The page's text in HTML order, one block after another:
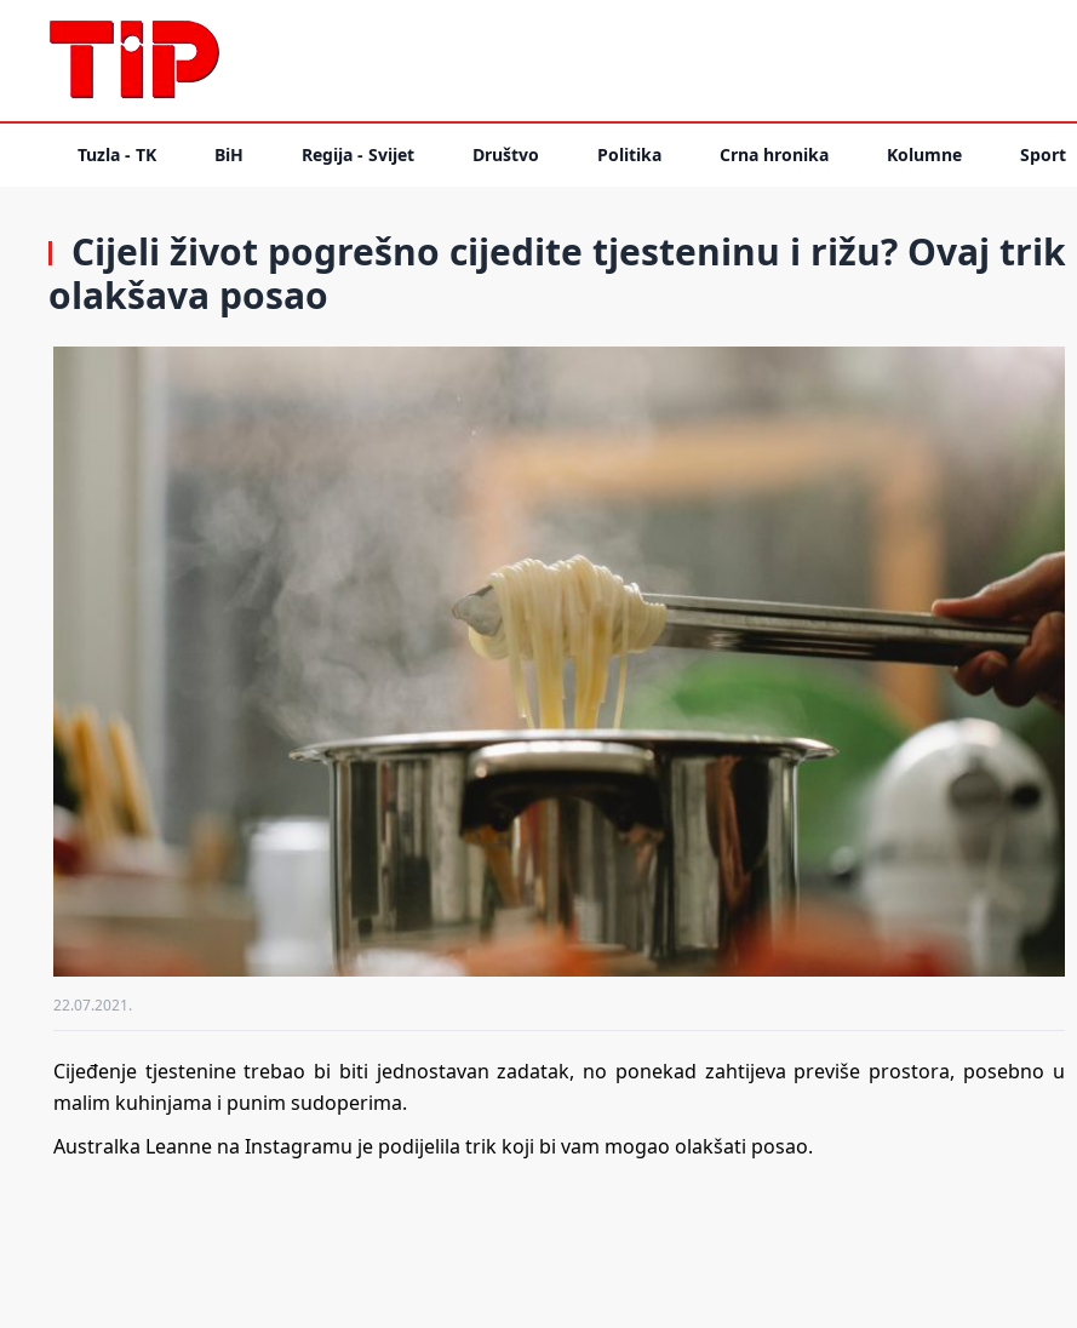
Tuzla - TK BiH Regija - Svijet Društvo Politika Crna hronika Kolumne Sport
Cijeli život pogrešno cijedite tjesteninu i rižu? Ovaj trik
olakšava posao
22.07.2021.
Cijeđenje tjestenine trebao bi biti jednostavan zadatak, no ponekad zahtijeva previše prostora, posebno u
malim kuhinjama i punim sudoperima.
Australka Leanne na Instagramu je podijelila trik koji bi vam mogao olakšati posao.